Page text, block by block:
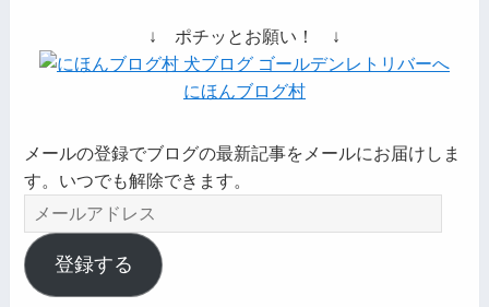
↓ ポチッとお願い！ ↓
にほんブログ村
メールの登録でブログの最新記事をメールにお届けしま
す。いつでも解除できます。
メ
ー
ル
ア
登録する